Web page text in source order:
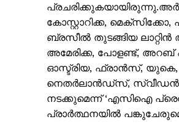
കോസ്റ്റാറിക്ക,
ബ്രസീൽ തുടങ്ങിയ ലാറ്റിന്‍
അമേരിക്ക, പോളണ്ട്, അറബ്
ഓസ്ട്രിയ, ഫ്രാൻസ്,
നെതർലാൻഡ്സ്, സ്വീഡൻ,
നടക്കുമെന്ന് ‘എ‌സി‌ഐ
പ്രാര്‍ത്ഥനയില്‍